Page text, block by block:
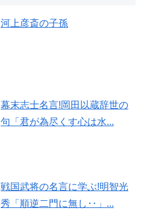
河上彦斎の子孫
幕末志士名言!岡田以蔵辞世の
句「君が為尽くす心は水...
戦国武将の名言に学ぶ!明智光
秀「順逆二門に無し‥」...